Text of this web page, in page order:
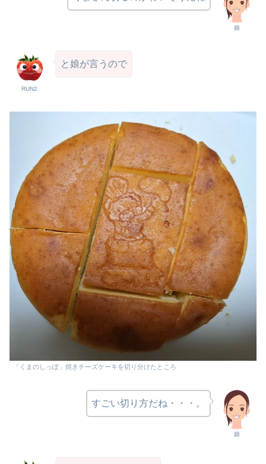
娘
RUN2
と娘が言うので
「くまのしっぽ」焼きチーズケーキを切り分けたところ
娘
すごい切り方だね・・・。